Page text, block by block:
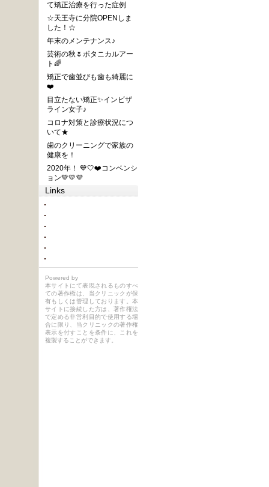
て矯正治療を行った症例
☆天王寺に分院OPENしま
した！☆
年末のメンテナンス♪
芸術の秋🌷ボタニカルアー
ト🌈
矯正で歯並びも歯も綺麗に
❤️
目立たない矯正✨インビザ
ライン女子♪
コロナ対策と診療状況につ
いて★
歯のクリーニングで家族の
健康を！
2020年！ 💙🤍❤️コンベンシ
ョン💚💛💜
Links
Powered by
本サイトにて表現されるものすべ
ての著作権は、当クリニックが保
有もしくは管理しております。本
サイトに接続した方は、著作権法
で定める非営利目的で使用する場
合に限り、当クリニックの著作権
表示を付すことを条件に、これを
複製することができます。